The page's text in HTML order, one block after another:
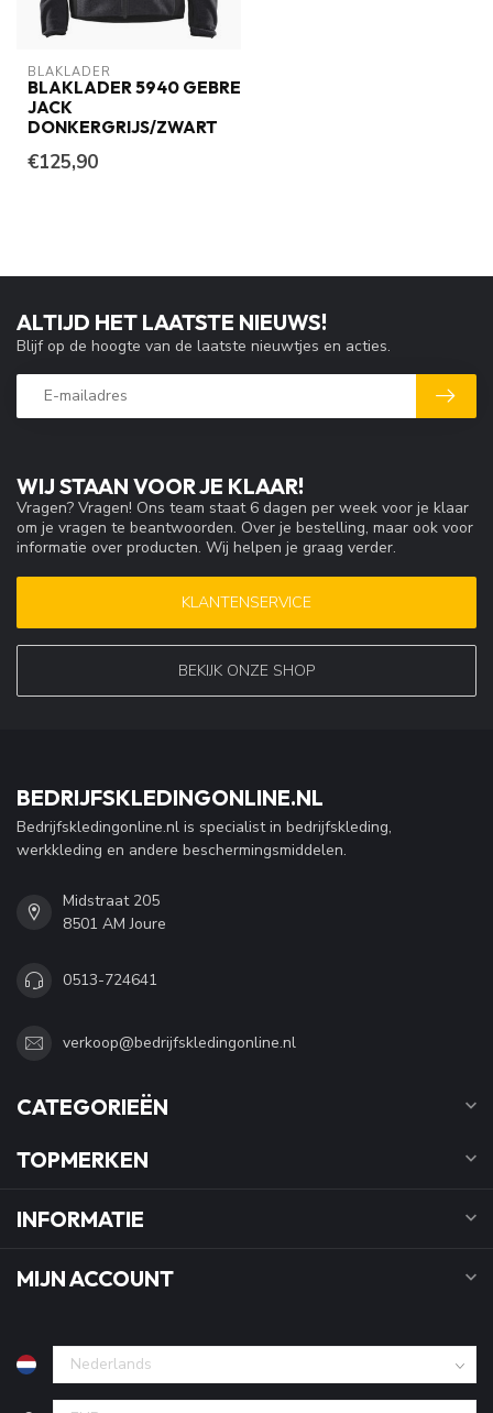
BLAKLADER
BLAKLADER 5940 GEBREID
JACK
DONKERGRIJS/ZWART
€125,90
WIJ STAAN VOOR JE KLAAR!
Vragen? Vragen! Ons team staat 6 dagen per week voor je klaar
om je vragen te beantwoorden. Over je bestelling, maar ook voor
informatie over producten. Wij helpen je graag verder.
KLANTENSERVICE
BEKIJK ONZE SHOP
ALTIJD HET LAATSTE NIEUWS!
Blijf op de hoogte van de laatste nieuwtjes en acties.
BEDRIJFSKLEDINGONLINE.NL
Bedrijfskledingonline.nl is specialist in bedrijfskleding,
werkkleding en andere beschermingsmiddelen.
Midstraat 205
8501 AM Joure
0513-724641
verkoop@bedrijfskledingonline.nl
CATEGORIEËN
TOPMERKEN
INFORMATIE
MIJN ACCOUNT